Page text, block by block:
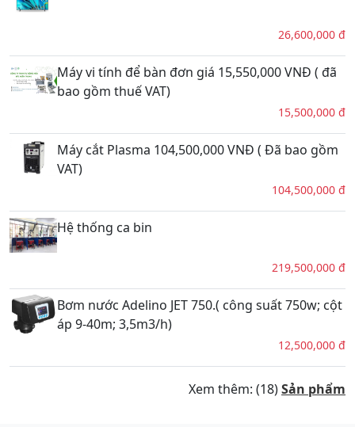
26,600,000 đ
Máy vi tính để bàn đơn giá 15,550,000 VNĐ ( đã
bao gồm thuế VAT)
15,500,000 đ
Máy cắt Plasma 104,500,000 VNĐ ( Đã bao gồm
VAT)
104,500,000 đ
Hệ thống ca bin
219,500,000 đ
Bơm nước Adelino JET 750.( công suất 750w; cột
áp 9-40m; 3,5m3/h)
12,500,000 đ
Xem thêm: (18)Sản phẩm